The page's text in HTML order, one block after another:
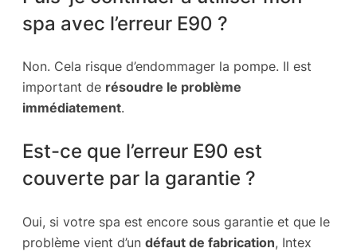
spa avec l’erreur E90 ?
Non. Cela risque d’endommager la pompe. Il est
important de résoudre le problème
immédiatement.
Est-ce que l’erreur E90 est
couverte par la garantie ?
Oui, si votre spa est encore sous garantie et que le
problème vient d’un défaut de fabrication, Intex